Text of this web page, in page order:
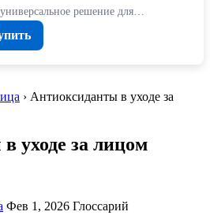
решение для…
› Антиоксиданты в уходе за
уходе за лицом
Фев 1, 2026 Глоссарий